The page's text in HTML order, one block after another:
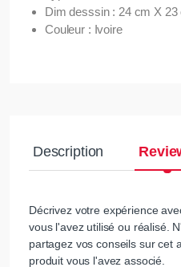
Dim desssin : 24 cm X 23
Couleur : Ivoire
Description
Décrivez votre expérience
vous l'avez utilisé ou réalisé.
partagez vos conseils sur cet
produit vous l'avez associé.